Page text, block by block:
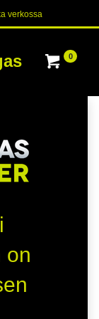
verk​​​​ossa
0
on